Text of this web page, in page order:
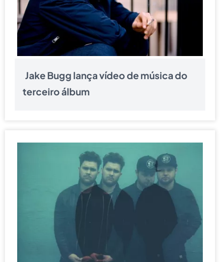
Jake Bugg lança vídeo de música do
terceiro álbum